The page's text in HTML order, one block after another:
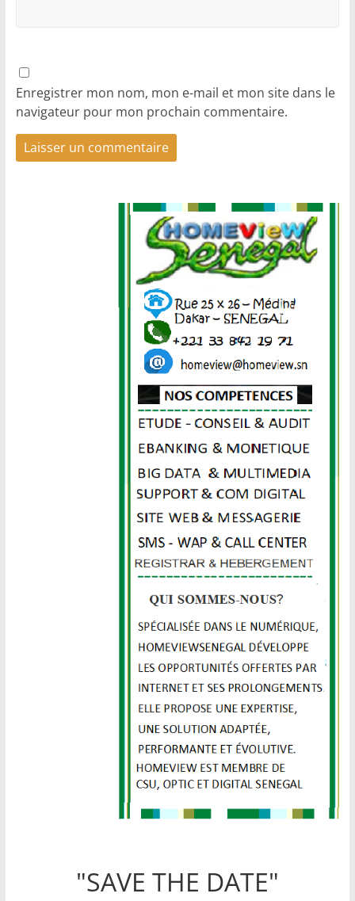
Enregistrer mon nom, mon e-mail et mon site dans le
navigateur pour mon prochain commentaire.
"SAVE THE DATE"